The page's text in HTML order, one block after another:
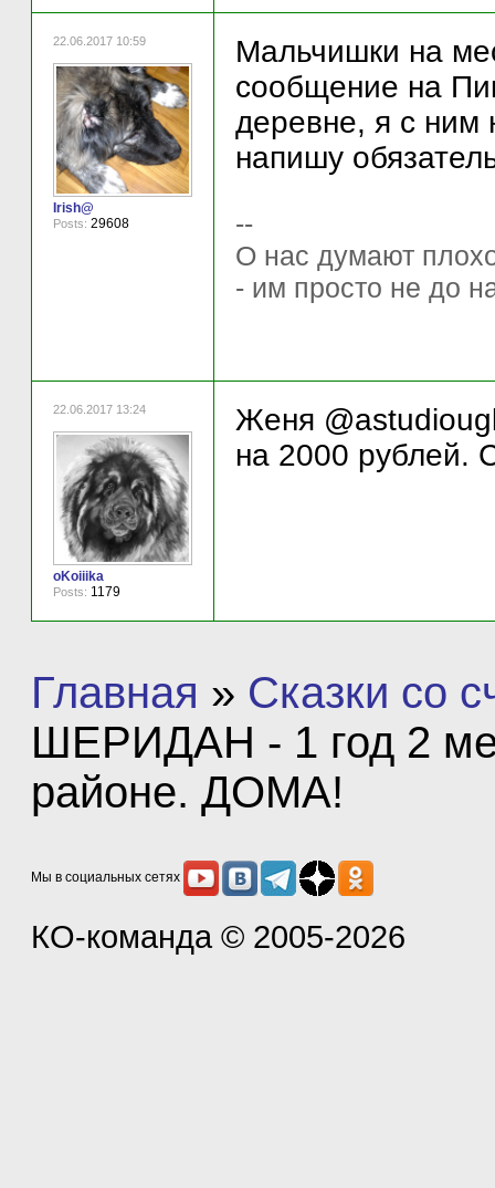
22.06.2017 10:59
Irish@
Posts: 29608
Мальчишки на
сообщение на
деревне, я с ним
напишу
--
О нас думают
- им просто не до
22.06.2017 13:24
oKoiiika
Posts: 1179
Женя
на 2000 рублей.
Главная » Сказки со
ШЕРИДАН - 1 год 2
районе. ДОМА!
Мы в социальных сетях
КО-команда © 2005-2026